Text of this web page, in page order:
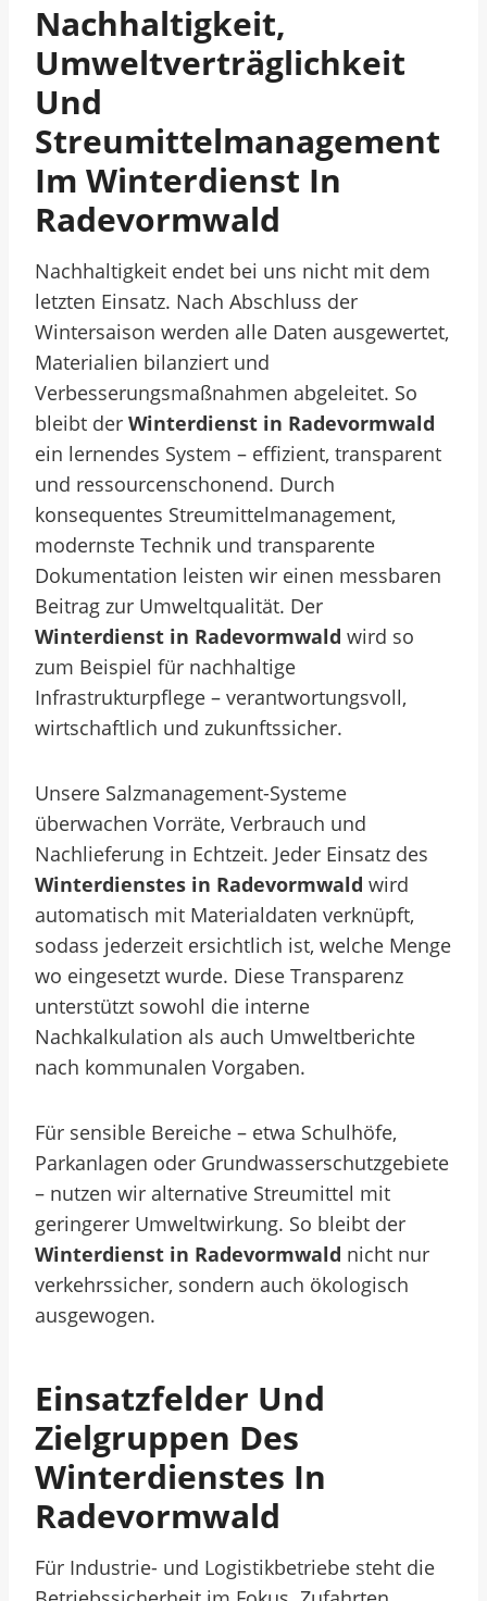
Nachhaltigkeit,
Umweltverträglichkeit
Und
Streumittelmanagement
Im Winterdienst In
Radevormwald
Nachhaltigkeit endet bei uns nicht mit dem
letzten Einsatz. Nach Abschluss der
Wintersaison werden alle Daten ausgewertet,
Materialien bilanziert und
Verbesserungsmaßnahmen abgeleitet. So
bleibt der Winterdienst in Radevormwald
ein lernendes System – effizient, transparent
und ressourcenschonend. Durch
konsequentes Streumittelmanagement,
modernste Technik und transparente
Dokumentation leisten wir einen messbaren
Beitrag zur Umweltqualität. Der
Winterdienst in Radevormwald wird so
zum Beispiel für nachhaltige
Infrastrukturpflege – verantwortungsvoll,
wirtschaftlich und zukunftssicher.
Unsere Salzmanagement-Systeme
überwachen Vorräte, Verbrauch und
Nachlieferung in Echtzeit. Jeder Einsatz des
Winterdienstes in Radevormwald wird
automatisch mit Materialdaten verknüpft,
sodass jederzeit ersichtlich ist, welche Menge
wo eingesetzt wurde. Diese Transparenz
unterstützt sowohl die interne
Nachkalkulation als auch Umweltberichte
nach kommunalen Vorgaben.
Für sensible Bereiche – etwa Schulhöfe,
Parkanlagen oder Grundwasserschutzgebiete
– nutzen wir alternative Streumittel mit
geringerer Umweltwirkung. So bleibt der
Winterdienst in Radevormwald nicht nur
verkehrssicher, sondern auch ökologisch
ausgewogen.
Einsatzfelder Und
Zielgruppen Des
Winterdienstes In
Radevormwald
Für Industrie- und Logistikbetriebe steht die